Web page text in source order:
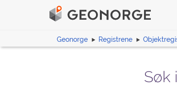
Geonorge Registrene
Søk